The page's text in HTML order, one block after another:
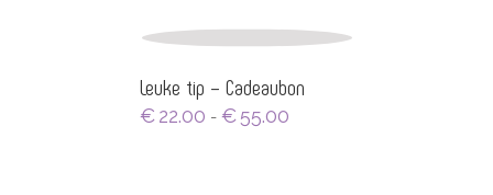
was:
€17.95.
is:
€11.11.
Leuke tip – Cadeaubon
€ 22.00 - € 55.00Prijsklasse: